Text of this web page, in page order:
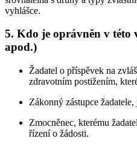
vyhlášce.
5. Kdo je oprávněn v této
apod.)
Žadatel o příspěvek na
zdravotním postižením,
Zákonný zástupce
Zmocněnec, kterému
řízení o žádosti.